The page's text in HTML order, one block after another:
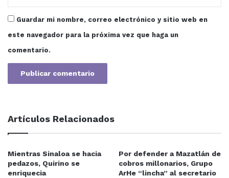
Guardar mi nombre, correo electrónico y sitio web en
este navegador para la próxima vez que haga un
comentario.
Artículos Relacionados
Mientras Sinaloa se hacia
pedazos, Quirino se
enriquecia
Por defender a Mazatlán de
cobros millonarios, Grupo
ArHe “lincha” al secretario